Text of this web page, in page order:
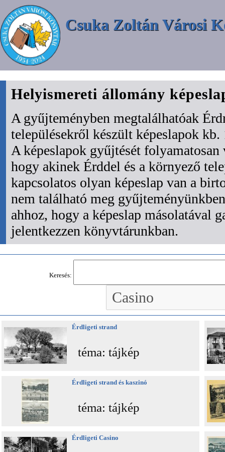
Csuka Zoltán Városi
Helyismereti állomány
A gyűjteményben megtalálhatóak
településekről készült képeslapok
A képeslapok gyűjtését
hogy akinek Érddel és a környező
kapcsolatos olyan képeslap van a
nem található meg
ahhoz, hogy a képeslap másolatával
jelentkezzen könyvtárunkban.
Keresés:
Érdligeti strand
téma: tájkép
Érdligeti strand és kaszinó
téma: tájkép
Érdligeti Casino